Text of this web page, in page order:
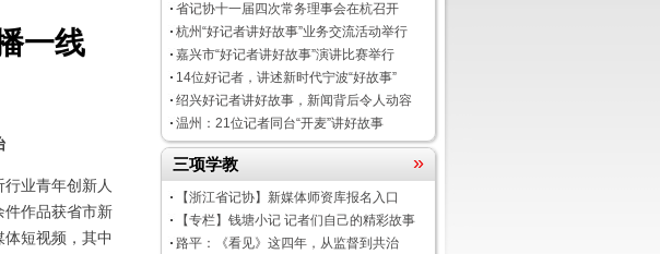
一线
业青年创新人
件作品获省市新
短视频，其中
省记协十一届四次常务理事会在杭召开
杭州“好记者讲好故事”业务交流活动举行
嘉兴市“好记者讲好故事”演讲比赛举行
14位好记者，讲述新时代宁波“好故事”
绍兴好记者讲好故事，新闻背后令人动容
温州：21位记者同台“开麦”讲好故事
三项学教 »
【浙江省记协】新媒体师资库报名入口
【专栏】钱塘小记 记者们自己的精彩故事
路平：《看见》这四年，从监督到共治